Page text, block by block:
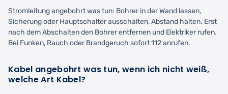
Stromleitung angebohrt was tun: Bohrer in der Wand lassen,
Sicherung oder Hauptschalter ausschalten, Abstand halten. Erst
nach dem Abschalten den Bohrer entfernen und Elektriker rufen.
Bei Funken, Rauch oder Brandgeruch sofort 112 anrufen.
Kabel angebohrt was tun, wenn ich nicht weiß,
welche Art Kabel?